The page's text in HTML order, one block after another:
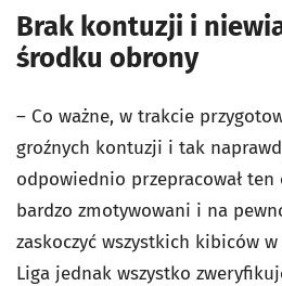
Brak kontuzji i
środku obrony
– Co ważne, w trakcie
groźnych kontuzji i tak
odpowiednio przepracował ten
bardzo zmotywowani i na
zaskoczyć wszystkich kibiców
Liga jednak wszystko